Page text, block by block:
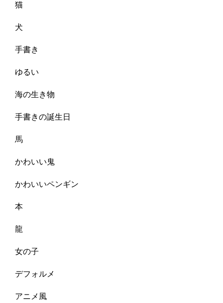
猫
犬
手書き
ゆるい
海の生き物
手書きの誕生日
馬
かわいい鬼
かわいいペンギン
本
龍
女の子
デフォルメ
アニメ風